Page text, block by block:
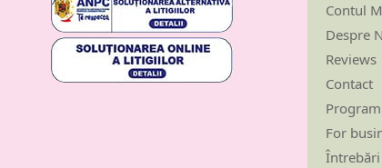
Contul
Despre
Reviews
Contact
For